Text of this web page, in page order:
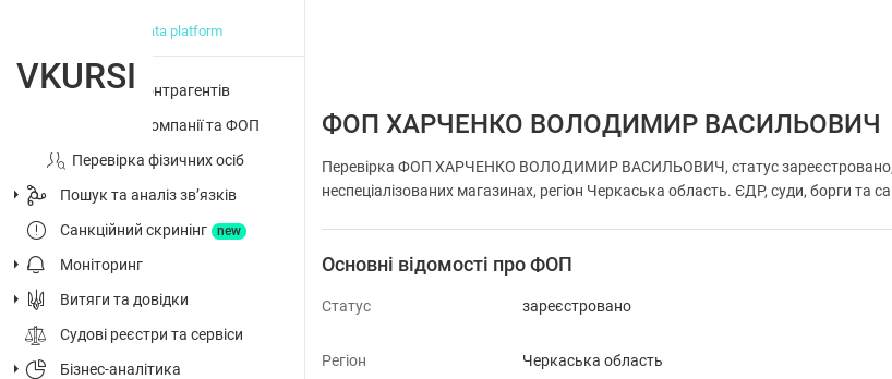
big data platform
Перевірка контрагентів
Досьє на компанії та ФОП
Перевірка фізичних осіб
Пошук та аналіз звʼязків
Санкційний скринінг
new
Моніторинг
Витяги та довідки
Судові реєстри та сервіси
Бізнес-аналітика
ФОП ХАРЧЕНКО ВОЛОДИМИР ВАСИЛЬОВИЧ
Перевірка ФОП ХАРЧЕНКО ВОЛОДИМИР ВАСИЛЬОВИЧ, статус зареєстровано,
неспеціалізованих магазинах, регіон Черкаська область. ЄДР, суди, борги та
Основні відомості про ФОП
Статус зареєстровано
Регіон
Черкаська область
VKURSI